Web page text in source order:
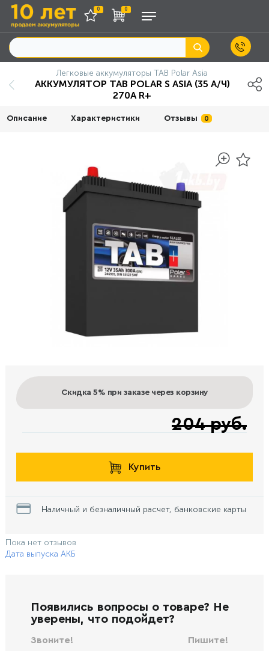
0 0
Легковые аккумуляторы TAB Polar Asia
АККУМУЛЯТОР TAB POLAR S ASIA (35 А/Ч)
270A R+
Описание Характеристики Отзывы 0
Скидка 5% при заказе через корзину
204 руб.
Купить
Наличный и безналичный расчет, банковские карты
Пока нет отзывов
Дата выпуска АКБ
Появились вопросы о товаре? Не
уверены, что подойдет?
Звоните! Пишите!